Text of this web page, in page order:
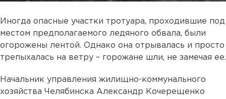
Иногда опасные участки тротуара, проходившие под
местом предполагаемого ледяного обвала, были
огорожены лентой. Однако она отрывалась и просто
трепыхалась на ветру – горожане шли, не замечая ее.
Начальник управления жилищно-коммунального
хозяйства Челябинска Александр Кочерещенко